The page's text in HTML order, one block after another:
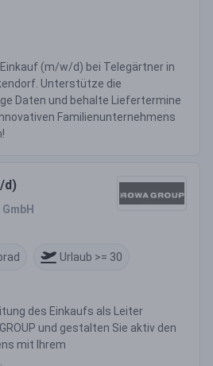
(m/w/d) bei Telegärtner in
Unterstütze die
Daten und behalte Liefertermine
Familienunternehmens
d)
Urlaub >= 30
des Einkaufs als Leiter
und gestalten Sie aktiv den
mit Ihrem